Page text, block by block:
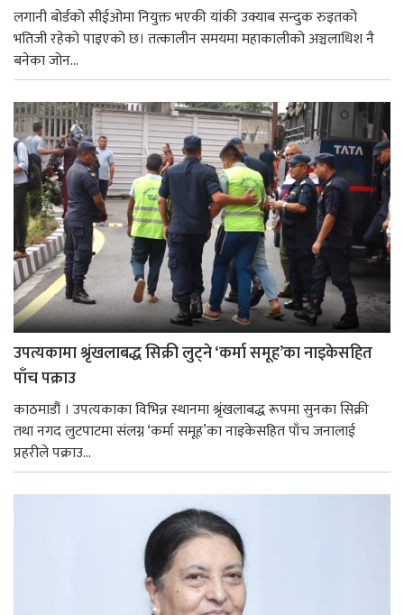
लगानी बोर्डको सीईओमा नियुक्त भएकी यांकी उक्याब सन्दुक रुइतको
भतिजी रहेको पाइएको छ। तत्कालीन समयमा महाकालीको अञ्चलाधिश नै
बनेका जोन...
उपत्यकामा श्रृंखलाबद्ध सिक्री लुट्ने ‘कर्मा समूह’का नाइकेसहित
पाँच पक्राउ
काठमाडौं । उपत्यकाका विभिन्न स्थानमा श्रृंखलाबद्ध रूपमा सुनका सिक्री
तथा नगद लुटपाटमा संलग्न ‘कर्मा समूह’का नाइकेसहित पाँच जनालाई
प्रहरीले पक्राउ...